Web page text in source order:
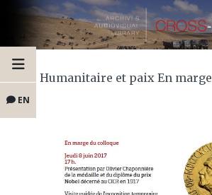
EN
Humanitaire et paix En marge